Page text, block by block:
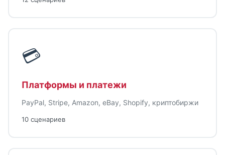
💳
Платформы и платежи
PayPal, Stripe, Amazon, eBay, Shopify, криптобиржи
10 сценариев